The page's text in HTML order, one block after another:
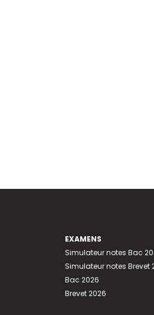
EXAMENS
Simulateur notes Bac
Simulateur notes Brevet
Bac 2026
Brevet 2026